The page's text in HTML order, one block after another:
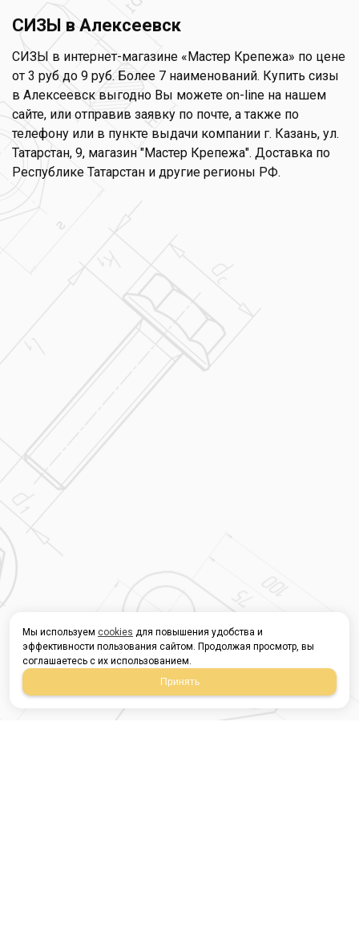
СИЗЫ в Алексеевск
СИЗЫ в интернет-магазине «Мастер Крепежа» по цене
от 3 руб до 9 руб. Более 7 наименований. Купить сизы
в Алексеевск выгодно Вы можете on-line на нашем
сайте, или отправив заявку по почте, а также по
телефону или в пункте выдачи компании г. Казань, ул.
Татарстан, 9, магазин "Мастер Крепежа". Доставка по
Республике Татарстан и другие регионы РФ.
Мы используем cookies для повышения удобства и
эффективности пользования сайтом. Продолжая просмотр, вы
соглашаетесь с их использованием.
Принять